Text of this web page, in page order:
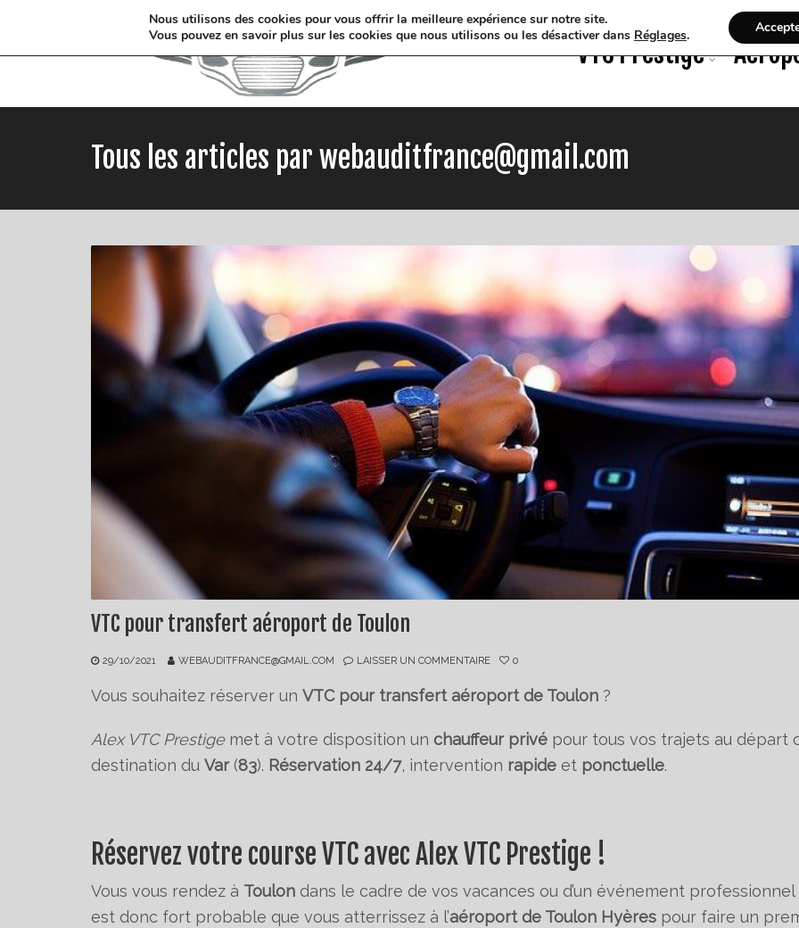
VTC Prestige
Tous les articles par webauditfrance@gmail.com
VTC pour transfert aéroport de Toulon
29/10/2021 WEBAUDITFRANCE@GMAIL.COM LAISSER UN COMMENTAIRE 0
Vous souhaitez réserver un VTC pour transfert aéroport de Toulon ?
Alex VTC Prestigemet à votre disposition un chauffeur privé pour tous vos trajets au départ
destination du Var(83). Réservation 24/7, intervention rapide et ponctuelle.
Réservez votre course VTC avec Alex VTC Prestige !
Vous vous rendez à Toulon dans le cadre de vos vacances ou d’un événement professionnel
est donc fort probable que vous atterrissez à l’aéroport de Toulon Hyères pour faire un
Nous utilisons des cookies pour vous offrir la meilleure expérience sur notre site.
Vous pouvez en savoir plus sur les cookies que nous utilisons ou les désactiver dans Réglages.